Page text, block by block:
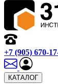
+7 (905) 670-
КАТАЛОГ